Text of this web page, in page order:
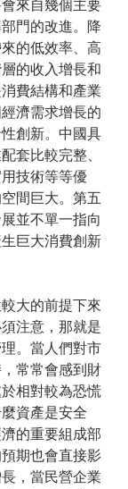
來自幾個主要
門的改進。降
的低效率、高
的收入增長和
費結構和產業
濟需求增長的
創新。中國具
套比較完整、
技術等等優
間巨大。第五
並不單一指向
巨大消費創新
大的前提下來
注意，那就是
。當人們對市
常常會感到財
相對較為恐慌
資產是安全
的重要組成部
期也會直接影
，當民營企業